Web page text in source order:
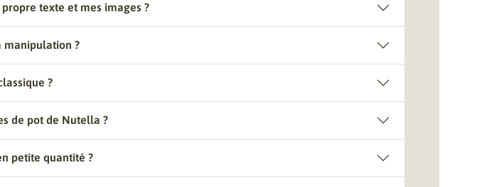
texte et mes images ?
manipulation ?
?
de pot de Nutella ?
petite quantité ?